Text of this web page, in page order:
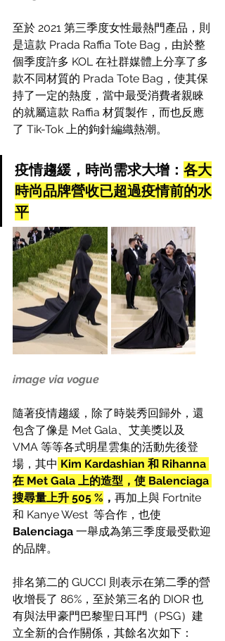
至於 2021 第三季度女性最熱門產品，則
是這款 Prada Raffia Tote Bag，由於整
個季度許多 KOL 在社群媒體上分享了多
款不同材質的 Prada Tote Bag，使其保
持了一定的熱度，當中最受消費者親睞
的就屬這款 Raffia 材質製作，而也反應
了 Tik-Tok 上的鉤針編織熱潮。
疫情趨緩，時尚需求大增： 各大
時尚品牌營收已超過疫情前的水
平
image via vogue
隨著疫情趨緩，除了時裝秀回歸外，還
包含了像是 Met Gala、艾美獎以及
VMA 等等各式明星雲集的活動先後登
場，其中 Kim Kardashian 和 Rihanna
在 Met Gala 上的造型，使 Balenciaga
搜尋量上升 505 % ， 再加上與 Fortnite
和 Kanye West  等合作，也使
Balenciaga 一舉成為第三季度最受歡迎
的品牌。
排名第二的 GUCCI 則表示在第二季的營
收增長了 86%，至於第三名的 DIOR 也
有與法甲豪門巴黎聖日耳門（PSG）建
立全新的合作關係，其餘名次如下：